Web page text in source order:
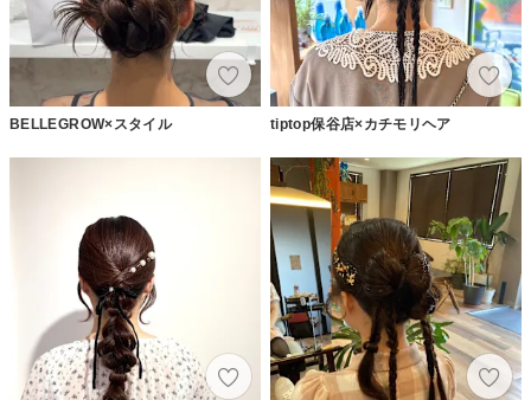
BELLEGROW×スタイル tiptop保谷店×カチモリヘア